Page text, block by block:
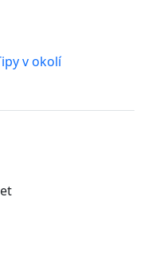
v okolí